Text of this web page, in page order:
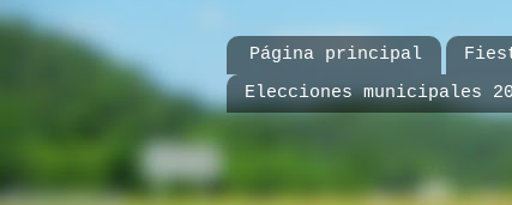
Página principal
Elecciones municipales